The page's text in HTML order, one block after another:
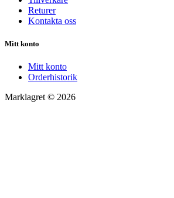
Returer
Kontakta oss
Mitt konto
Mitt konto
Orderhistorik
Marklagret © 2026